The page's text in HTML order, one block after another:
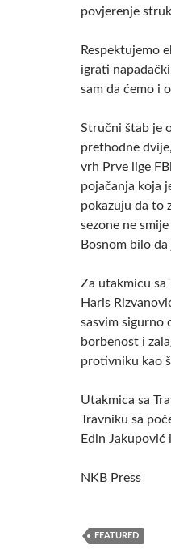
povjerenje
Respektujemo
igrati
sam da ćemo i
Stručni štab je
prethodne
vrh Prve lige
pojačanja koja
pokazuju da to
sezone ne
Bosnom bilo
Za utakmicu sa
Haris
sasvim sigurno
borbenost i
protivniku kao
Utakmica sa
Travniku sa
Edin
NKB Press
FEATURED